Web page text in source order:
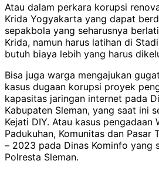
Atau dalam perkara korupsi
Krida Yogyakarta yang dapat
sepakbola yang seharusnya
Krida, namun harus latihan di
butuh biaya lebih yang harus
Bisa juga warga mengajukan
kasus dugaan korupsi proyek
kapasitas jaringan internet pada
Kabupaten Sleman, yang saat ini
Kejati DIY. Atau kasus pengadaan
Padukuhan, Komunitas dan Pasar
– 2023 pada Dinas Kominfo yang
Polresta Sleman.